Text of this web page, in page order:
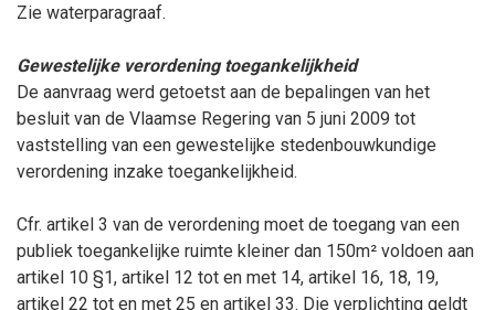
Zie waterparagraaf.
Gewestelijke verordening toegankelijkheid
De aanvraag werd getoetst aan de bepalingen van het
besluit van de Vlaamse Regering van 5 juni 2009 tot
vaststelling van een gewestelijke stedenbouwkundige
verordening inzake toegankelijkheid.
Cfr. artikel 3 van de verordening moet de toegang van een
publiek toegankelijke ruimte kleiner dan 150m² voldoen aan
artikel 10 §1, artikel 12 tot en met 14, artikel 16, 18, 19,
artikel 22 tot en met 25 en artikel 33. Die verplichting geldt